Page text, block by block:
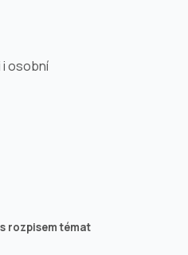
osobní
rozpisem témat